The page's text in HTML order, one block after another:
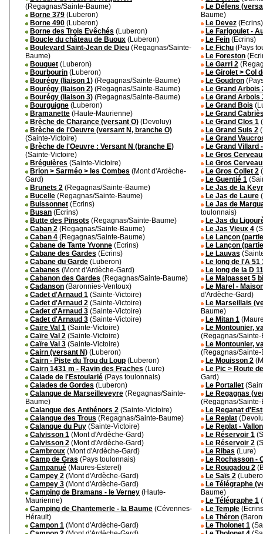
(Regagnas/Sainte-Baume)
Borne 379 (Luberon)
Borne 490 (Luberon)
Borne des Trois Evêchés (Luberon)
Boucle du château de Buoux (Luberon)
Boulevard Saint-Jean de Dieu (Regagnas/Sainte-
Baume)
Bouquet (Luberon)
Bourbourin (Luberon)
Bourégy (liaison 1) (Regagnas/Sainte-Baume)
Bourégy (liaison 2) (Regagnas/Sainte-Baume)
Bourégy (liaison 3) (Regagnas/Sainte-Baume)
Bourguigne (Luberon)
Bramanette (Haute-Maurienne)
Brèche de Charance (versant O) (Devoluy)
Brèche de l'Oeuvre (versant N, branche O)
(Sainte-Victoire)
Brèche de l'Oeuvre : Versant N (branche E)
(Sainte-Victoire)
Bréguières (Sainte-Victoire)
Brion > Sarméo > les Combes (Mont d'Ardèche-
Gard)
Brunets 2 (Regagnas/Sainte-Baume)
Bucelle (Regagnas/Sainte-Baume)
Buissonnet (Ecrins)
Busan (Ecrins)
Butte des Pinsots (Regagnas/Sainte-Baume)
Caban 2 (Regagnas/Sainte-Baume)
Caban 4 (Regagnas/Sainte-Baume)
Cabane de Tante Yvonne (Ecrins)
Cabane des Gardes (Ecrins)
Cabane du Garde (Luberon)
Cabanes (Mont d'Ardèche-Gard)
Cabanon des Gardes (Regagnas/Sainte-Baume)
Cadanson (Baronnies-Ventoux)
Cadet d'Arnaud 1 (Sainte-Victoire)
Cadet d'Arnaud 2 (Sainte-Victoire)
Cadet d'Arnaud 3 (Sainte-Victoire)
Cadet d'Arnaud 3 (Sainte-Victoire)
Caïre Val 1 (Sainte-Victoire)
Caïre Val 2 (Sainte-Victoire)
Caïre Val 3 (Sainte-Victoire)
Cairn (versant N) (Luberon)
Cairn - Piste du Trou du Loup (Luberon)
Cairn 1431 m - Ravin des Fraches (Lure)
Calade de l'Estoularié (Pays toulonnais)
Calades de Gordes (Luberon)
Calanque de Marseilleveyre (Regagnas/Sainte-
Baume)
Calanque des Anthénors 2 (Sainte-Victoire)
Calanque des Trous (Regagnas/Sainte-Baume)
Calanque du Puy (Sainte-Victoire)
Calvisson 1 (Mont d'Ardèche-Gard)
Calvisson 2 (Mont d'Ardèche-Gard)
Cambroux (Mont d'Ardèche-Gard)
Camp de Gras (Pays toulonnais)
Campanué (Maures-Esterel)
Campey 2 (Mont d'Ardèche-Gard)
Campey 3 (Mont d'Ardèche-Gard)
Camping de Bramans - le Verney (Haute-
Maurienne)
Camping de Chantemerle - la Baume (Cévennes-
Hérault)
Campon 1 (Mont d'Ardèche-Gard)
Le Défens
Baume)
Le Devez (Ecrins)
Le Farigoulet -
Le Fein (Ecrins)
Le Fichu (Pays
Le Foreston
Le Garri 2
Le Girolet > Col
Le Goudron
Le Grand Arbois
Le Grand Arbois
Le Grand Bois
Le Grand
Le Grand Clos 1
Le Grand Suis 2
Le Grand
Le Grand Villard
Le Gros
Le Gros
Le Gros Collet 2
Le Guentié 1
Le Jas de la
Le Jas de Laure
Le Jas de
toulonnais)
Le Jas du
Le Jas Vieux 4
Le Lançon
Le Lançon
Le Lauvas
Le long de l'A 51
Le long de la D 11
Le Malpasset 5
Le Marel -
d'Ardèche-Gard)
Le Marseillais
Baume)
Le Mitan 1
Le Montounier,
(Regagnas/Sainte-
Le Montounier,
(Regagnas/Sainte-
Le Mouisson 2
Le Pic > Route
Gard)
Le Portallet
Le Regagnas
(Regagnas/Sainte-
Le Reganat
Le Replat
Le Replat -
Le Réservoir 1
Le Réservoir 2
Le Ribas (Lure)
Le Rochasson -
Le Rougadou 2
Le Saïs 2
Le Télégraphe
Baume)
Le Télégraphe 1
Le Temple
Le Théron
Le Tholonet 1